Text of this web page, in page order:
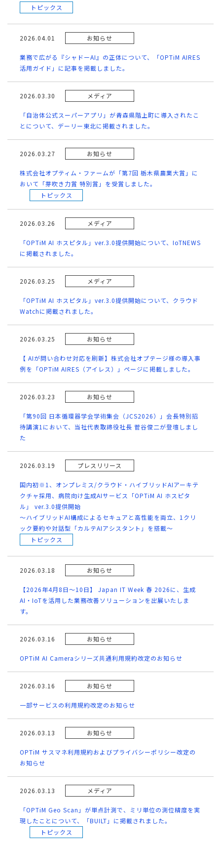
トピックス
2026.04.01 お知らせ
業務で広がる『シャドーAI』の正体について、「OPTiM AIRES
活用ガイド」に記事を掲載しました。
2026.03.30 メディア
「自治体公式スーパーアプリ」が青森県階上町に導入されたこ
とについて、デーリー東北に掲載されました。
2026.03.27 お知らせ
株式会社オプティム・ファームが「第7回 栃木県農業大賞」に
おいて「芽吹き力賞 特別賞」を受賞しました。
トピックス
2026.03.26 メディア
「OPTiM AI ホスピタル」ver.3.0提供開始について、IoTNEWS
に掲載されました。
2026.03.25 メディア
「OPTiM AI ホスピタル」ver.3.0提供開始について、クラウド
Watchに掲載されました。
2026.03.25 お知らせ
【 AIが問い合わせ対応を刷新】株式会社オプテージ様の導入事
例を「OPTiM AIRES（アイレス）」ページに掲載しました。
2026.03.23 お知らせ
「第90回 日本循環器学会学術集会（JCS2026）」会長特別招
待講演1において、当社代表取締役社長 菅谷俊二が登壇しまし
た
2026.03.19 プレスリリース
国内初※1、オンプレミス/クラウド・ハイブリッドAIアーキテ
クチャ採用、病院向け生成AIサービス「OPTiM AI ホスピタ
ル」 ver.3.0提供開始
～ハイブリッドAI構成によるセキュアと高性能を両立、1クリ
ック要約や対話型「カルテAIアシスタント」を搭載～
トピックス
2026.03.18 お知らせ
【2026年4月8日～10日】 Japan IT Week 春 2026に、生成
AI・IoTを活用した業務改善ソリューションを出展いたしま
す。
2026.03.16 お知らせ
OPTiM AI Cameraシリーズ共通利用規約改定のお知らせ
2026.03.16 お知らせ
一部サービスの利用規約改定のお知らせ
2026.03.13 お知らせ
OPTiM サスマネ利用規約およびプライバシーポリシー改定の
お知らせ
2026.03.13 メディア
「OPTiM Geo Scan」が単点計測で、ミリ単位の測位精度を実
現したことについて、「BUILT」に掲載されました。
トピックス